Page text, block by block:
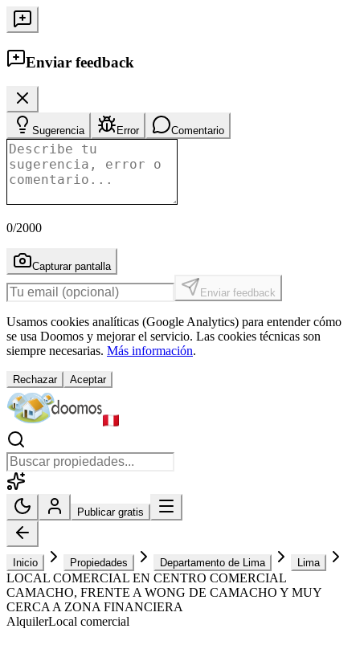
Enviar feedback
Sugerencia Error Comentario
0/2000
Capturar pantalla
Enviar feedback
Usamos cookies analíticas (Google Analytics) para entender cómo
se usa Doomos y mejorar el servicio. Las cookies técnicas son
siempre necesarias. Más información.
Rechazar Aceptar
Publicar gratis
Inicio Propiedades Departamento de Lima Lima
LOCAL COMERCIAL EN CENTRO COMERCIAL
CAMACHO, FRENTE A WONG DE CAMACHO Y MUY
CERCA A ZONA FINANCIERA
AlquilerLocal comercial